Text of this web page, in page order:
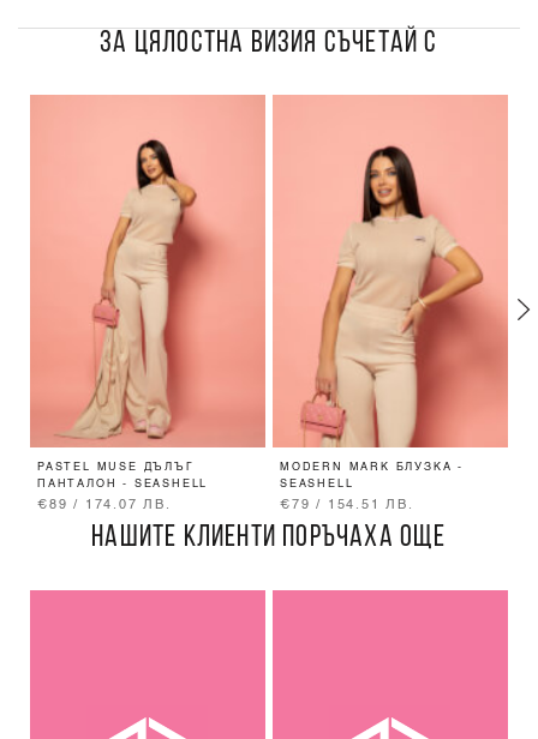
ЗА ЦЯЛОСТНА ВИЗИЯ СЪЧЕТАЙ С
PASTEL MUSE ДЪЛЪГ
ПАНТАЛОН - SEASHELL
€89 / 174.07 ЛВ.
MODERN MARK БЛУЗКА -
SEASHELL
€79 / 154.51 ЛВ.
НАШИТЕ КЛИЕНТИ ПОРЪЧАХА ОЩЕ